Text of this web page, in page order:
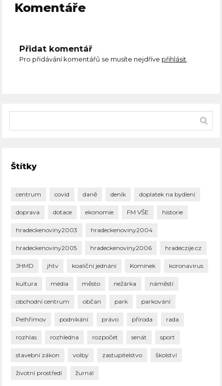
Komentáře
Přidat komentář
Pro přidávání komentářů se musíte nejdříve přihlásit.
Štítky
centrum covid daně deník doplatek na bydlení
doprava dotace ekonomie FM VŠE historie
hradeckenoviny2003 hradeckenoviny2004
hradeckenoviny2005 hradeckenoviny2006 hradeczije.cz
JHMD jhtv koaliční jednání Komínek koronavirus
kultura média město nežárka náměstí
obchodní centrum občan park parkování
Pelhřimov podnikání právo příroda rada
rozhlas rozhledna rozpočet senát sport
stavební zákon volby zastupitelstvo školství
životní prostředí žurnál